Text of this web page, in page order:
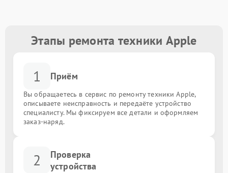
Этапы ремонта техники Apple
1 Приём
Вы обращаетесь в сервис по ремонту техники Apple,
описываете неисправность и передаёте устройство
специалисту. Мы фиксируем все детали и оформляем
заказ-наряд.
2
Проверка
устройства